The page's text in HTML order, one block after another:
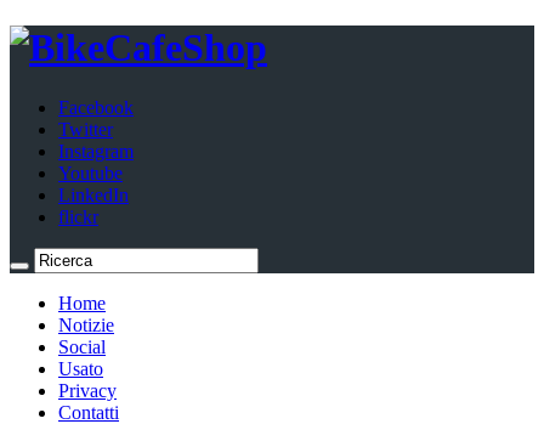
Facebook
Twitter
Instagram
Youtube
LinkedIn
flickr
Home
Notizie
Social
Usato
Privacy
Contatti